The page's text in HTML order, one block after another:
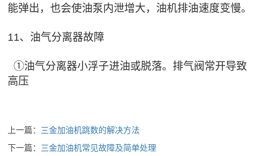
能弹出，也会使油泵内泄增大，油机排油速度变慢。
11、油气分离器故障
①油气分离器小浮子进油或脱落。排气阀常开导致
高压
上一篇： 三金加油机跳数的解决方法
下一篇： 三金加油机常见故障及简单处理